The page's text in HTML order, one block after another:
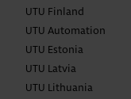
UTU Finland
UTU Automation
UTU Estonia
UTU Latvia
UTU Lithuania